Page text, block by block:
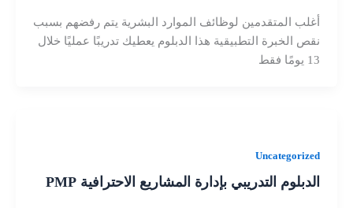
أغلب المتقدمين لوظائف الموارد البشرية يتم رفضهم بسبب
نقص الخبرة التطبيقية هذا الدبلوم يعطيك تدريبًا عمليًا خلال
13 يومًا فقط
Uncategorized
الدبلوم التدريبي بإدارة المشاريع الاحترافية PMP